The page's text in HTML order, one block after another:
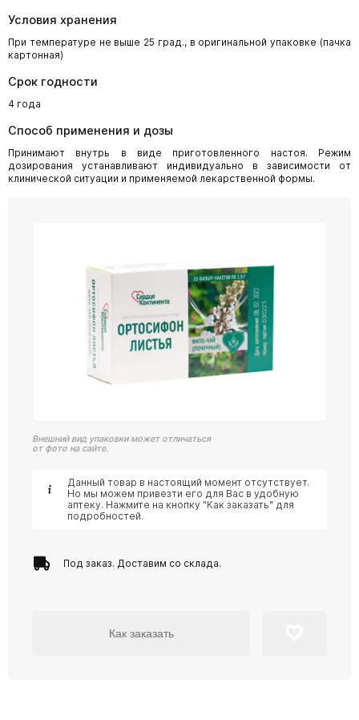
Условия хранения
При температуре не выше 25 град., в оригинальной упаковке (пачка
картонная)
Срок годности
4 года
Способ применения и дозы
Принимают внутрь в виде приготовленного настоя. Режим
дозирования устанавливают индивидуально в зависимости от
клинической ситуации и применяемой лекарственной формы.
Внешний вид упаковки может отличаться
от фото на сайте.
Данный товар в настоящий момент отсутствует.
Но мы можем привезти его для Вас в удобную
аптеку. Нажмите на кнопку "Как заказать" для
подробностей.
Под заказ. Доставим со склада.
Как заказать